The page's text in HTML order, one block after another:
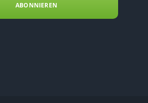
ABONNIEREN